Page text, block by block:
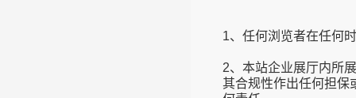
1、任何浏览者在任何
2、本站企业展厅内所
其合规性作出任何担保